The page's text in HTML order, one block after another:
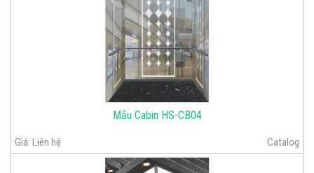
Mẫu Cabin HS-CB04
Giá: Liên hệ Catalog